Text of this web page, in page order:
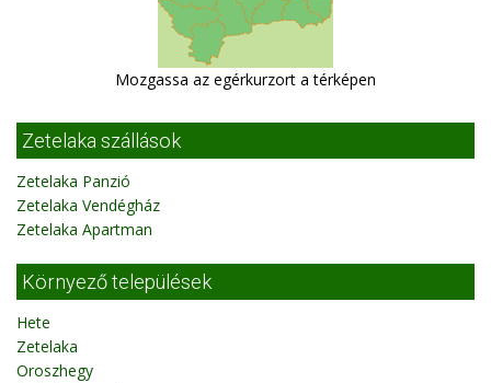
Mozgassa az egérkurzort a térképen
Zetelaka szállások
Zetelaka Panzió
Zetelaka Vendégház
Zetelaka Apartman
Környező települések
Hete
Zetelaka
Oroszhegy